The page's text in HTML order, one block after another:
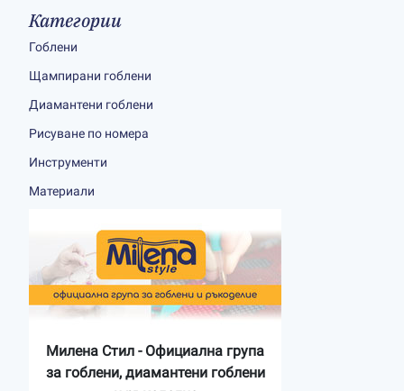
Категории
Гоблени
Щампирани гоблени
Диамантени гоблени
Рисуване по номера
Инструменти
Материали
Милена Стил - Официална група
за гоблени, диамантени гоблени